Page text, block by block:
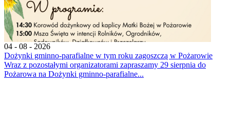
04 - 08 - 2026
Dożynki gminno-parafialne w tym roku zagoszczą w Pożarowie
Wraz z pozostałymi organizatorami zapraszamy 29 sierpnia do
Pożarowa na Dożynki gminno-parafialne...